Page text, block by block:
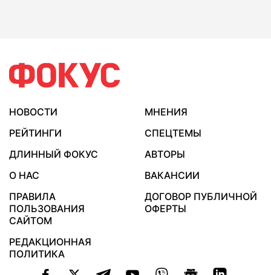
НОВОСТИ
МНЕНИЯ
РЕЙТИНГИ
СПЕЦТЕМЫ
ДЛИННЫЙ ФОКУС
АВТОРЫ
О НАС
ВАКАНСИИ
ПРАВИЛА
ПОЛЬЗОВАНИЯ
САЙТОМ
ДОГОВОР ПУБЛИЧНОЙ
ОФЕРТЫ
РЕДАКЦИОННАЯ
ПОЛИТИКА